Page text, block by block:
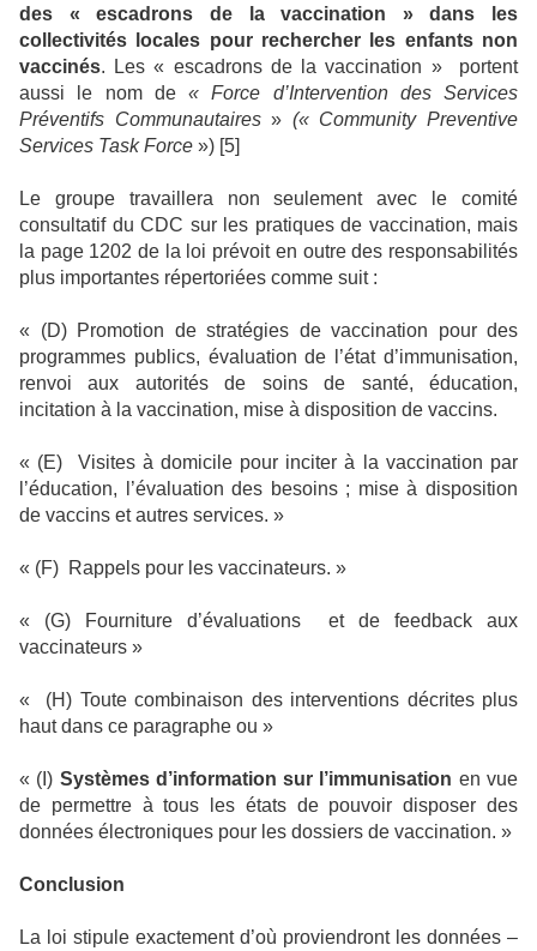
des
« escadrons de la vaccination »
dans les
collectivités locales pour rechercher les enfants non
vaccinés. Les « escadrons de la vaccination »
portent
aussi le nom de « Force d’Intervention des Services
Préventifs Communautaires» (« Community Preventive
Services Task Force ») [5]
Le groupe travaillera non seulement avec le comité
consultatif du CDC sur les pratiques de vaccination, mais
la page 1202 de la loi prévoit en outre des responsabilités
plus importantes répertoriées comme suit :
« (D) Promotion de stratégies de vaccination pour des
programmes publics, évaluation de l’état d’immunisation,
renvoi aux autorités de soins de santé, éducation,
incitation à la vaccination, mise à disposition de vaccins.
« (E)
Visites à domicile pour inciter à la vaccination par
l’éducation, l’évaluation des besoins ; mise à disposition
de vaccins et autres services. »
« (F) Rappels pour les vaccinateurs. »
« (G) Fourniture d’évaluations
et de feedback aux
vaccinateurs »
« (H) Toute combinaison des interventions décrites plus
haut dans ce paragraphe ou »
« (I) Systèmes d’information sur l’immunisation en vue
de permettre à tous les états de pouvoir disposer des
données électroniques pour les dossiers de vaccination. »
Conclusion
La loi stipule exactement d’où proviendront les données –